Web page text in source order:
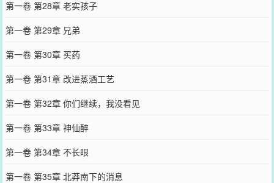
第一卷 第28章 老实孩子
第一卷 第29章 兄弟
第一卷 第30章 买药
第一卷 第31章 改进蒸酒工艺
第一卷 第32章 你们继续，我没看见
第一卷 第33章 神仙醉
第一卷 第34章 不长眼
第一卷 第35章 北莽南下的消息